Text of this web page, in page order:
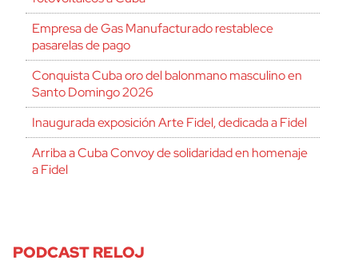
Empresa de Gas Manufacturado restablece
pasarelas de pago
Conquista Cuba oro del balonmano masculino en
Santo Domingo 2026
Inaugurada exposición Arte Fidel, dedicada a Fidel
Arriba a Cuba Convoy de solidaridad en homenaje
a Fidel
PODCAST RELOJ